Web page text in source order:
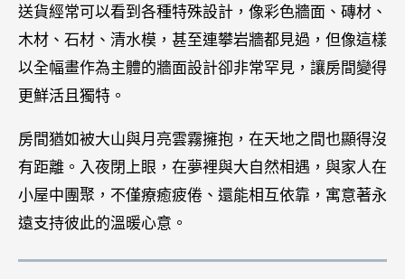
送貨經常可以看到各種特殊設計，像彩色牆面、磚材、
木材、石材、清水模，甚至連攀岩牆都見過，但像這樣
以全幅畫作為主體的牆面設計卻非常罕見，讓房間變得
更鮮活且獨特。
房間猶如被大山與月亮雲霧擁抱，在天地之間也顯得沒
有距離。入夜閉上眼，在夢裡與大自然相遇，與家人在
小屋中團聚，不僅療癒疲倦、還能相互依靠，寓意著永
遠支持彼此的溫暖心意。